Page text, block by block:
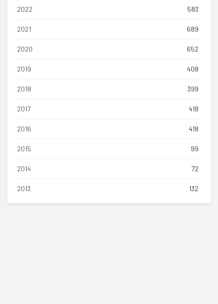
2022 583
2021 689
2020 652
2019 408
2018 399
2017 418
2016 418
2015 99
2014 72
2013 132